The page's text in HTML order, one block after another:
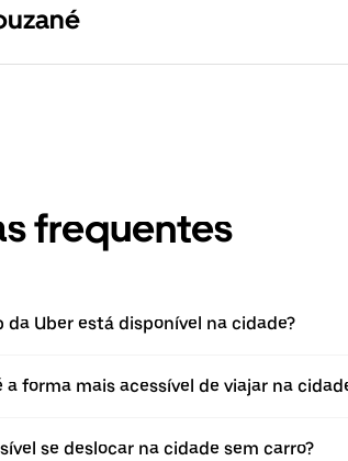
frequentes
da Uber está disponível na cidade?
a forma mais acessível de viajar na
se deslocar na cidade sem carro?